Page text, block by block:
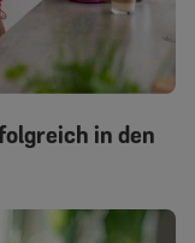
in den